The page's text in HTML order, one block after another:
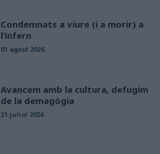
Condemnats a viure (i a morir) a
l’infern
01 agost 2026
Avancem amb la cultura, defugim
de la demagògia
31 juliol 2026